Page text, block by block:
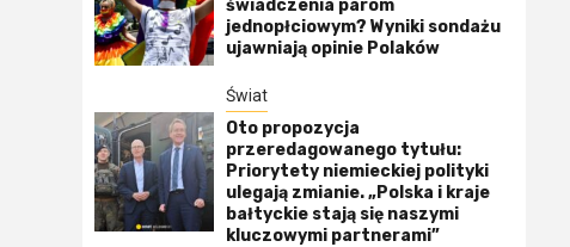
świadczenia parom
jednopłciowym? Wyniki sondażu
ujawniają opinie Polaków
Świat
Oto propozycja
przeredagowanego tytułu:
Priorytety niemieckiej polityki
ulegają zmianie. „Polska i kraje
bałtyckie stają się naszymi
kluczowymi partnerami”